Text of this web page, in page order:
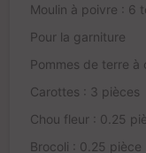
Moulin à poivre : 6
Pour la garniture
Pommes de terre
Carottes : 3 pièces
Chou fleur : 0.25
Brocoli : 0.25 pièce